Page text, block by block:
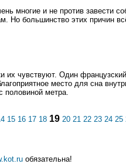
многие и не против завести
Но большинство этих причин
чувствуют. Один
место для сна
половиной метра.
15 16 17 18 19 20 21 22 23 24 25
обязательна!